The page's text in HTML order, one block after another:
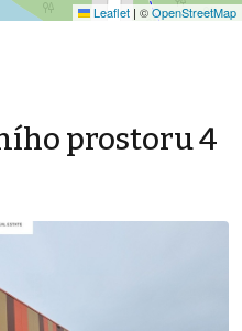
Leaflet | ©OpenStreetMap
prostoru 4